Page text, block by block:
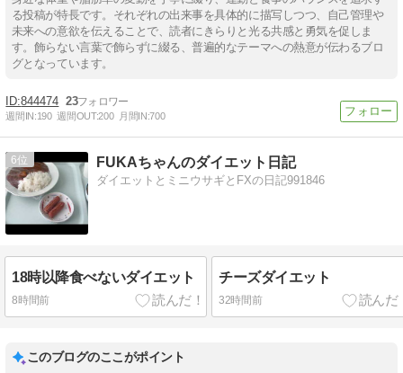
る投稿が特長です。それぞれの出来事を具体的に描写しつつ、自己管理や
未来への意欲を伝えることで、読者にきらりと光る共感と勇気を促しま
す。飾らない言葉で飾らずに綴る、普遍的なテーマへの熱意が伝わるブロ
グとなっています。
844474 23
週間IN:190 週間OUT:200 月間IN:700
6 FUKAちゃんのダイエット日記
ダイエットとミニウサギとFXの日記991846
18時以降食べないダイエット
8時間前
チーズダイエット
32時間前
このブログのここがポイント